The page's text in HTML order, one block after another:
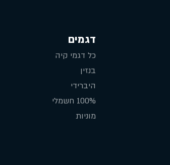
דגמים
כל דגמי קיה
בנזין
היברידי
100% חשמלי
מוניות